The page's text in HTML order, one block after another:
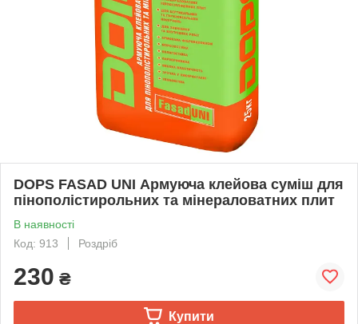
DOPS FASAD UNI Армуюча клейова суміш для
пінополістирольних та мінераловатних плит
В наявності
Код: 913
Роздріб
230 ₴
Купити